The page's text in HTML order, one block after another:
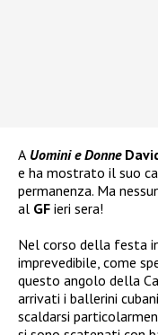
A Uomini e Donne
e ha mostrato il suo
permanenza. Ma
al GF ieri sera!
Nel corso della festa
imprevedibile, come
questo angolo della
arrivati i ballerini
scaldarsi